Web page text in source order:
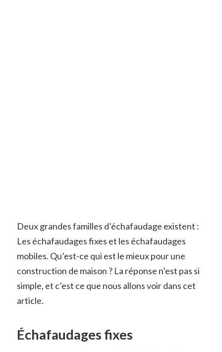
Deux grandes familles d’échafaudage existent :
Les échafaudages fixes et les échafaudages
mobiles. Qu’est-ce qui est le mieux pour une
construction de maison ? La réponse n’est pas si
simple, et c’est ce que nous allons voir dans cet
article.
Échafaudages fixes